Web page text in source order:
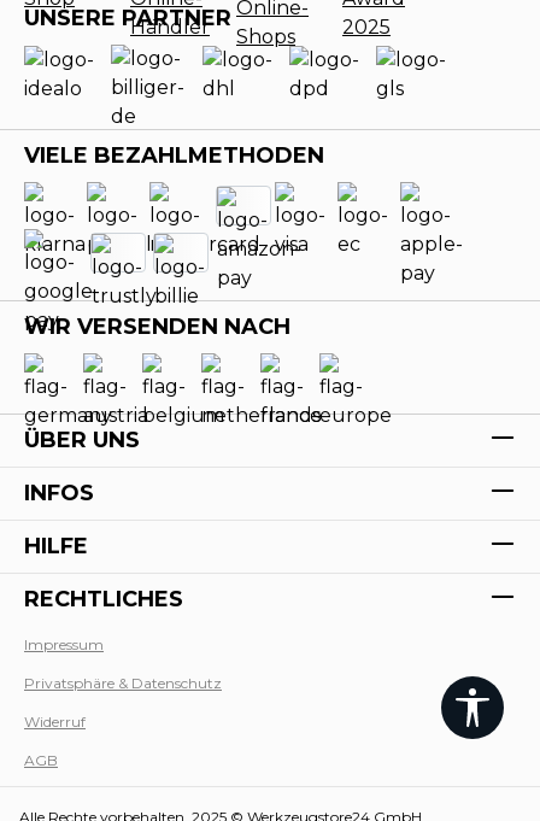
UNSERE PARTNER
VIELE BEZAHLMETHODEN
WIR VERSENDEN NACH
ÜBER UNS
INFOS
HILFE
RECHTLICHES
Impressum
Privatsphäre & Datenschutz
Widerruf
AGB
Alle Rechte vorbehalten. 2025 © Werkzeugstore24 GmbH